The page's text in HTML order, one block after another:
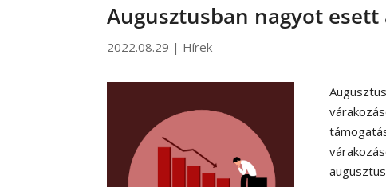
Augusztusban nagyot
2022.08.29 | Hírek